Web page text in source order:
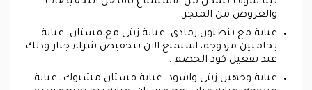
والعروض من المتجر.
عباية مع بنطلون رمادي، عباية زيتي مع فستان، عباية
بخامتين مزدوجة، استمتع الآن بتخفيض شراء جبار وذلك
عند تفعيل كود الخصم .
عباية وجهين زيتي واسود، عباية فستان مشبوك، عباية